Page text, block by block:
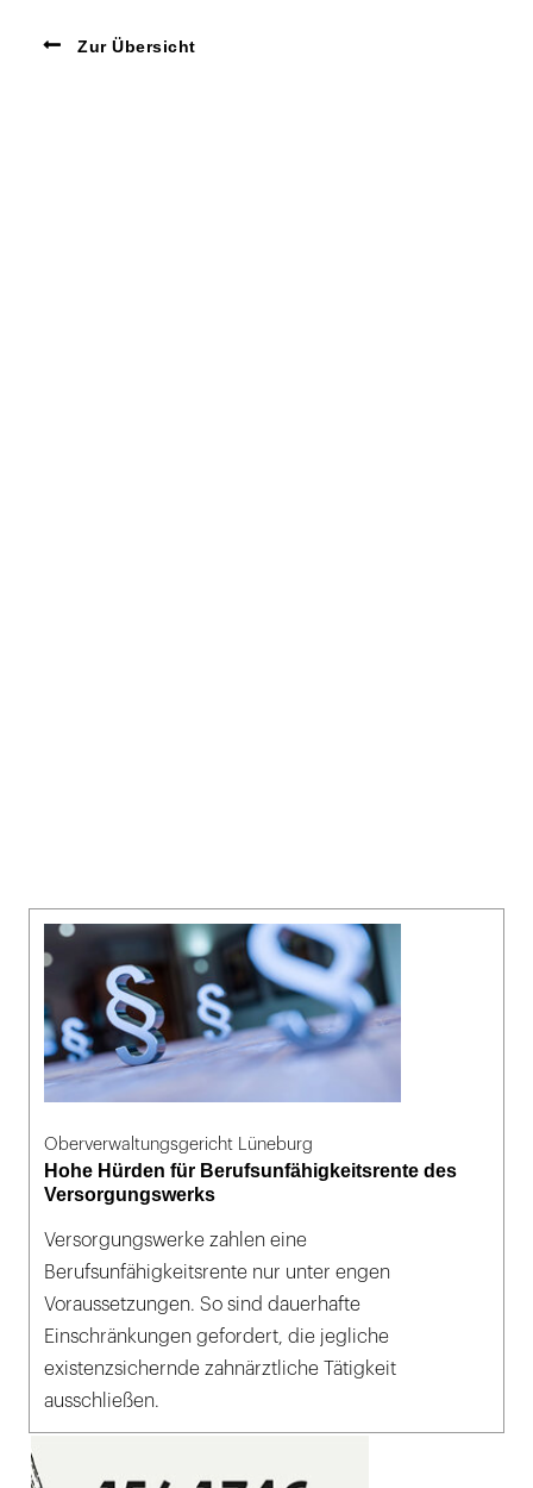
Zur Übersicht
Oberverwaltungsgericht Lüneburg
Hohe Hürden für Berufsunfähigkeitsrente des
Versorgungswerks
Versorgungswerke zahlen eine
Berufsunfähigkeitsrente nur unter engen
Voraussetzungen. So sind dauerhafte
Einschränkungen gefordert, die jegliche
existenzsichernde zahnärztliche Tätigkeit
ausschließen.